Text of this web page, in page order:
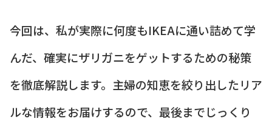
今回は、私が実際に何度もIKEAに通い詰めて学
んだ、確実にザリガニをゲットするための秘策
を徹底解説します。主婦の知恵を絞り出したリア
ルな情報をお届けするので、最後までじっくり